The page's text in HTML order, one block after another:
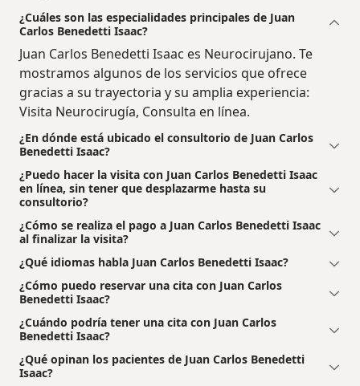
¿Cuáles son las especialidades principales de Juan
Carlos Benedetti Isaac?
Juan Carlos Benedetti Isaac es Neurocirujano. Te
mostramos algunos de los servicios que ofrece
gracias a su trayectoria y su amplia experiencia:
Visita Neurocirugía, Consulta en línea.
¿En dónde está ubicado el consultorio de Juan Carlos
Benedetti Isaac?
¿Puedo hacer la visita con Juan Carlos Benedetti Isaac
en línea, sin tener que desplazarme hasta su
consultorio?
¿Cómo se realiza el pago a Juan Carlos Benedetti Isaac
al finalizar la visita?
¿Qué idiomas habla Juan Carlos Benedetti Isaac?
¿Cómo puedo reservar una cita con Juan Carlos
Benedetti Isaac?
¿Cuándo podría tener una cita con Juan Carlos
Benedetti Isaac?
¿Qué opinan los pacientes de Juan Carlos Benedetti
Isaac?